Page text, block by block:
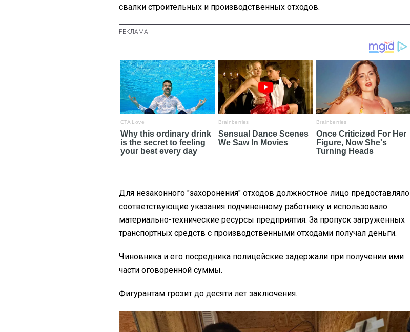
свалки строительных и производственных отходов.
Для незаконного "захоронения" отходов должностное лицо предоставляло
соответствующие указания подчиненному работнику и использовало
материально-технические ресурсы предприятия. За пропуск загруженных
транспортных средств с производственными отходами получал деньги.
Чиновника и его посредника полицейские задержали при получении ими
части оговоренной суммы.
Фигурантам грозит до десяти лет заключения.